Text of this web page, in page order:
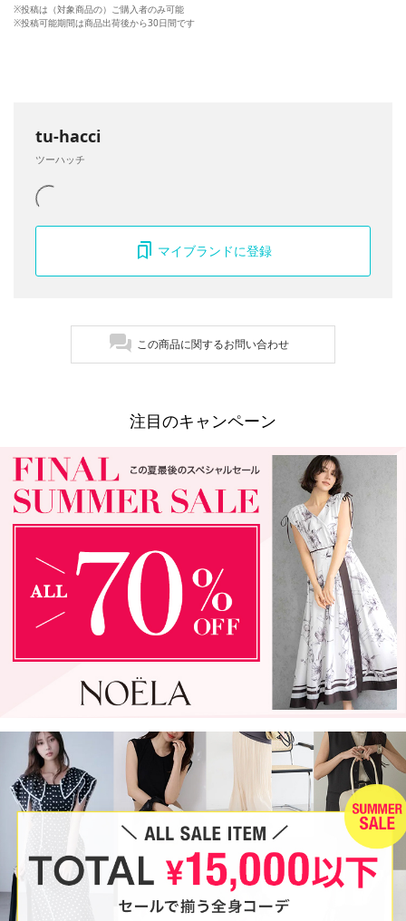
※投稿は（対象商品の）ご購入者のみ可能
※投稿可能期間は商品出荷後から30日間です
tu-hacci
ツーハッチ
マイブランドに登録
この商品に関するお問い合わせ
注目のキャンペーン